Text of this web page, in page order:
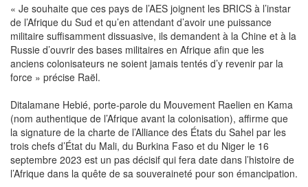
« Je souhaite que ces pays de l’AES joignent les BRICS à l’instar
de l’Afrique du Sud et qu’en attendant d’avoir une puissance
militaire suffisamment dissuasive, ils demandent à la Chine et à la
Russie d’ouvrir des bases militaires en Afrique afin que les
anciens colonisateurs ne soient jamais tentés d’y revenir par la
force » précise Raël.
Ditalamane Hebié, porte-parole du Mouvement Raelien en Kama
(nom authentique de l’Afrique avant la colonisation), affirme que
la signature de la charte de l’Alliance des États du Sahel par les
trois chefs d’État du Mali, du Burkina Faso et du Niger le 16
septembre 2023 est un pas décisif qui fera date dans l’histoire de
l’Afrique dans la quête de sa souveraineté pour son émancipation.